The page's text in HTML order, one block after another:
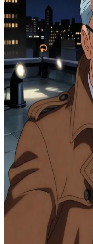
Komisaris Gordon, sang
Anda adalah sekutu
Komisaris Gordon dalam
kejahatan.\nKota ini berada
ia menyalakan Bat-Signal
membutuhkan wawasan
Ksatria Kegelapan sebelum
meledak.\n\nTentukan
sebagai jembatan antara